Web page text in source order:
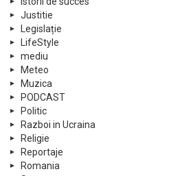
Justitie
Legislație
LifeStyle
mediu
Meteo
Muzica
PODCAST
Politic
Razboi in Ucraina
Religie
Reportaje
Romania